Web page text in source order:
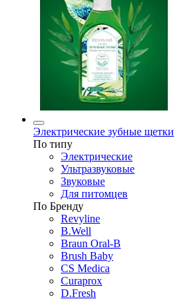
Электрические зубные щетки
По типу
Электрические
Ультразвуковые
Звуковые
Для питомцев
По Бренду
Revyline
B.Well
Braun Oral-B
Brush Baby
CS Medica
Curaprox
D.Fresh